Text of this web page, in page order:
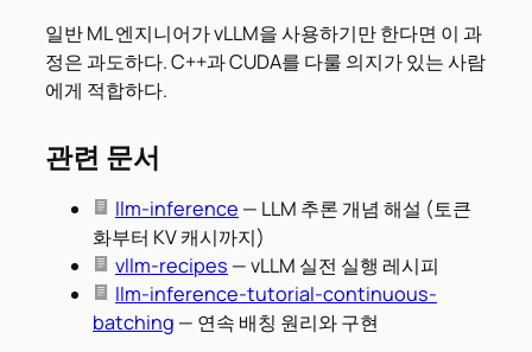
일반 ML 엔지니어가 vLLM을 사용하기만 한다면 이 과
정은 과도하다. C++과 CUDA를 다룰 의지가 있는 사람
에게 적합하다.
관련 문서
llm-inference — LLM 추론 개념 해설 (토큰
화부터 KV 캐시까지)
vllm-recipes — vLLM 실전 실행 레시피
llm-inference-tutorial-continuous-
batching — 연속 배칭 원리와 구현